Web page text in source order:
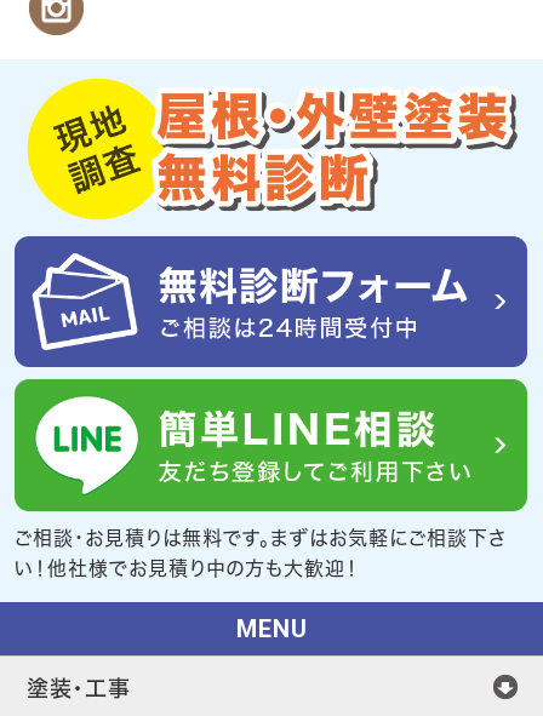
ご相談・お見積りは無料です。まずはお気軽にご相談下さ
い！他社様でお見積り中の方も大歓迎！
MENU
塗装・工事